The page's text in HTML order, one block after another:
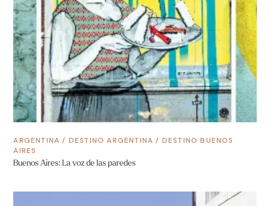
ARGENTINA / DESTINO ARGENTINA / DESTINO BUENOS
AIRES
Buenos Aires: La voz de las paredes